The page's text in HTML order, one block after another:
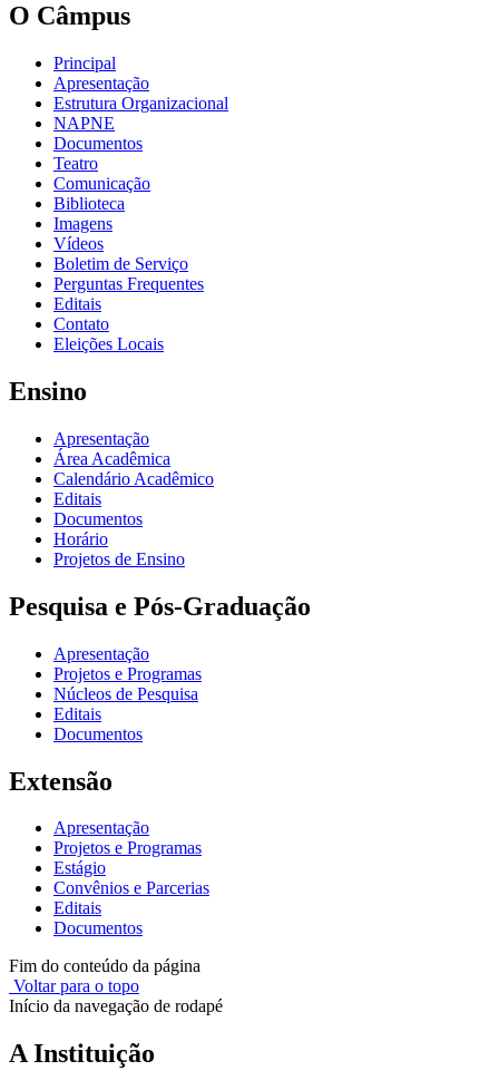
O Câmpus
Principal
Apresentação
Estrutura Organizacional
NAPNE
Documentos
Teatro
Comunicação
Biblioteca
Imagens
Vídeos
Boletim de Serviço
Perguntas Frequentes
Editais
Contato
Eleições Locais
Ensino
Apresentação
Área Acadêmica
Calendário Acadêmico
Editais
Documentos
Horário
Projetos de Ensino
Pesquisa e Pós-Graduação
Apresentação
Projetos e Programas
Núcleos de Pesquisa
Editais
Documentos
Extensão
Apresentação
Projetos e Programas
Estágio
Convênios e Parcerias
Editais
Documentos
Fim do conteúdo da página
Voltar para o topo
Início da navegação de rodapé
A Instituição